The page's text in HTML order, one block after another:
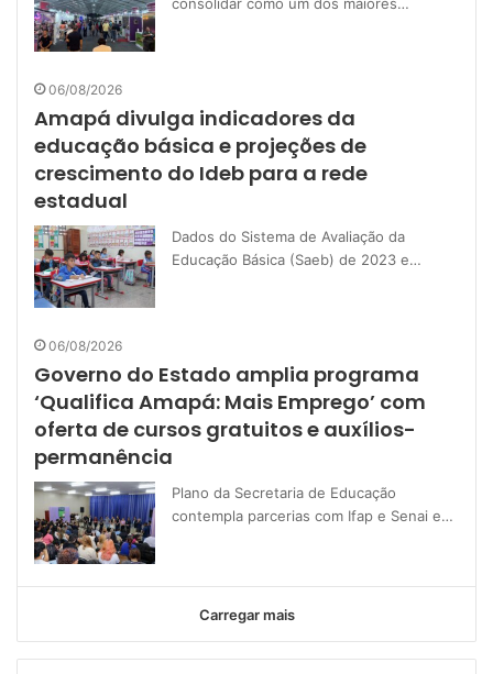
06/08/2026
Amapá divulga indicadores da
educação básica e projeções de
crescimento do Ideb para a rede
estadual
Dados do Sistema de Avaliação da
Educação Básica (Saeb) de 2023 e…
06/08/2026
Governo do Estado amplia programa
‘Qualifica Amapá: Mais Emprego’ com
oferta de cursos gratuitos e auxílios-
permanência
Plano da Secretaria de Educação
contempla parcerias com Ifap e Senai e…
Carregar mais